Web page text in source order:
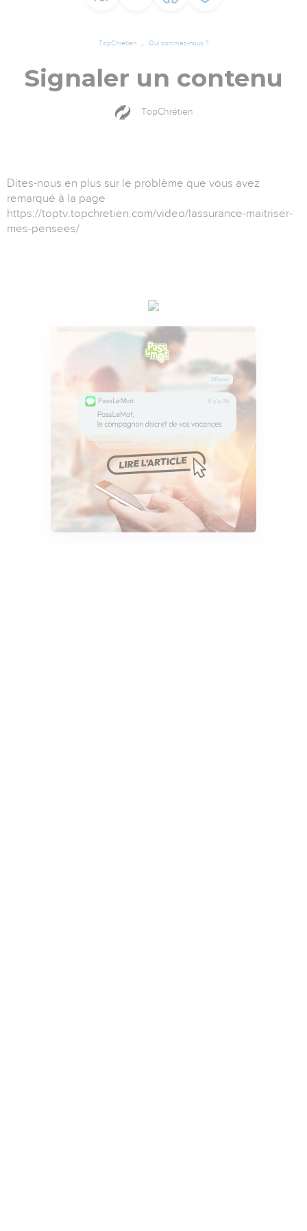
TopChrétien Qui sommes-nous ?
Signaler un contenu
TopChrétien
Dites-nous en plus sur le problème que vous avez
remarqué à la page
https://toptv.topchretien.com/video/lassurance-maitriser-
mes-pensees/